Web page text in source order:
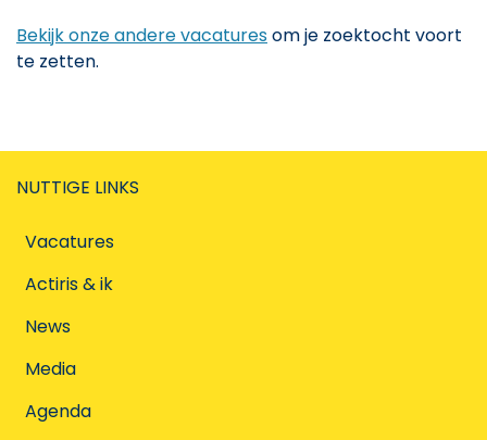
Bekijk onze andere vacaturesom je zoektocht voort
te zetten.
NUTTIGE LINKS
Vacatures
Actiris & ik
News
Media
Agenda